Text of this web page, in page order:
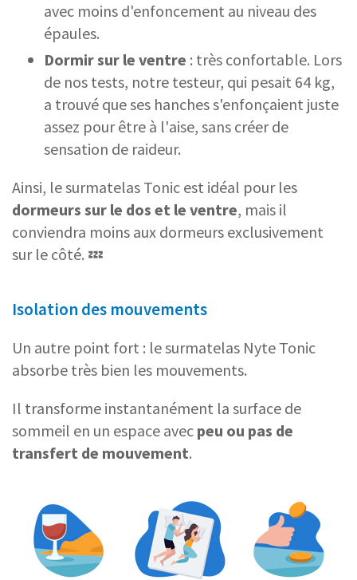
avec moins d'enfoncement au niveau des
épaules.
Dormir sur le ventre : très confortable. Lors
de nos tests, notre testeur, qui pesait 64 kg,
a trouvé que ses hanches s'enfonçaient juste
assez pour être à l'aise, sans créer de
sensation de raideur.
Ainsi, le surmatelas Tonic est idéal pour les
dormeurs sur le dos et le ventre, mais il
conviendra moins aux dormeurs exclusivement
sur le côté. 💤
Isolation des mouvements
Un autre point fort : le surmatelas Nyte Tonic
absorbe très bien les mouvements.
Il transforme instantanément la surface de
sommeil en un espace avec peu ou pas de
transfert de mouvement.